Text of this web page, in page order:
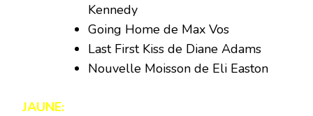
Kennedy
Going Home de Max Vos
Last First Kiss de Diane Adams
Nouvelle Moisson de Eli Easton
JAUNE: